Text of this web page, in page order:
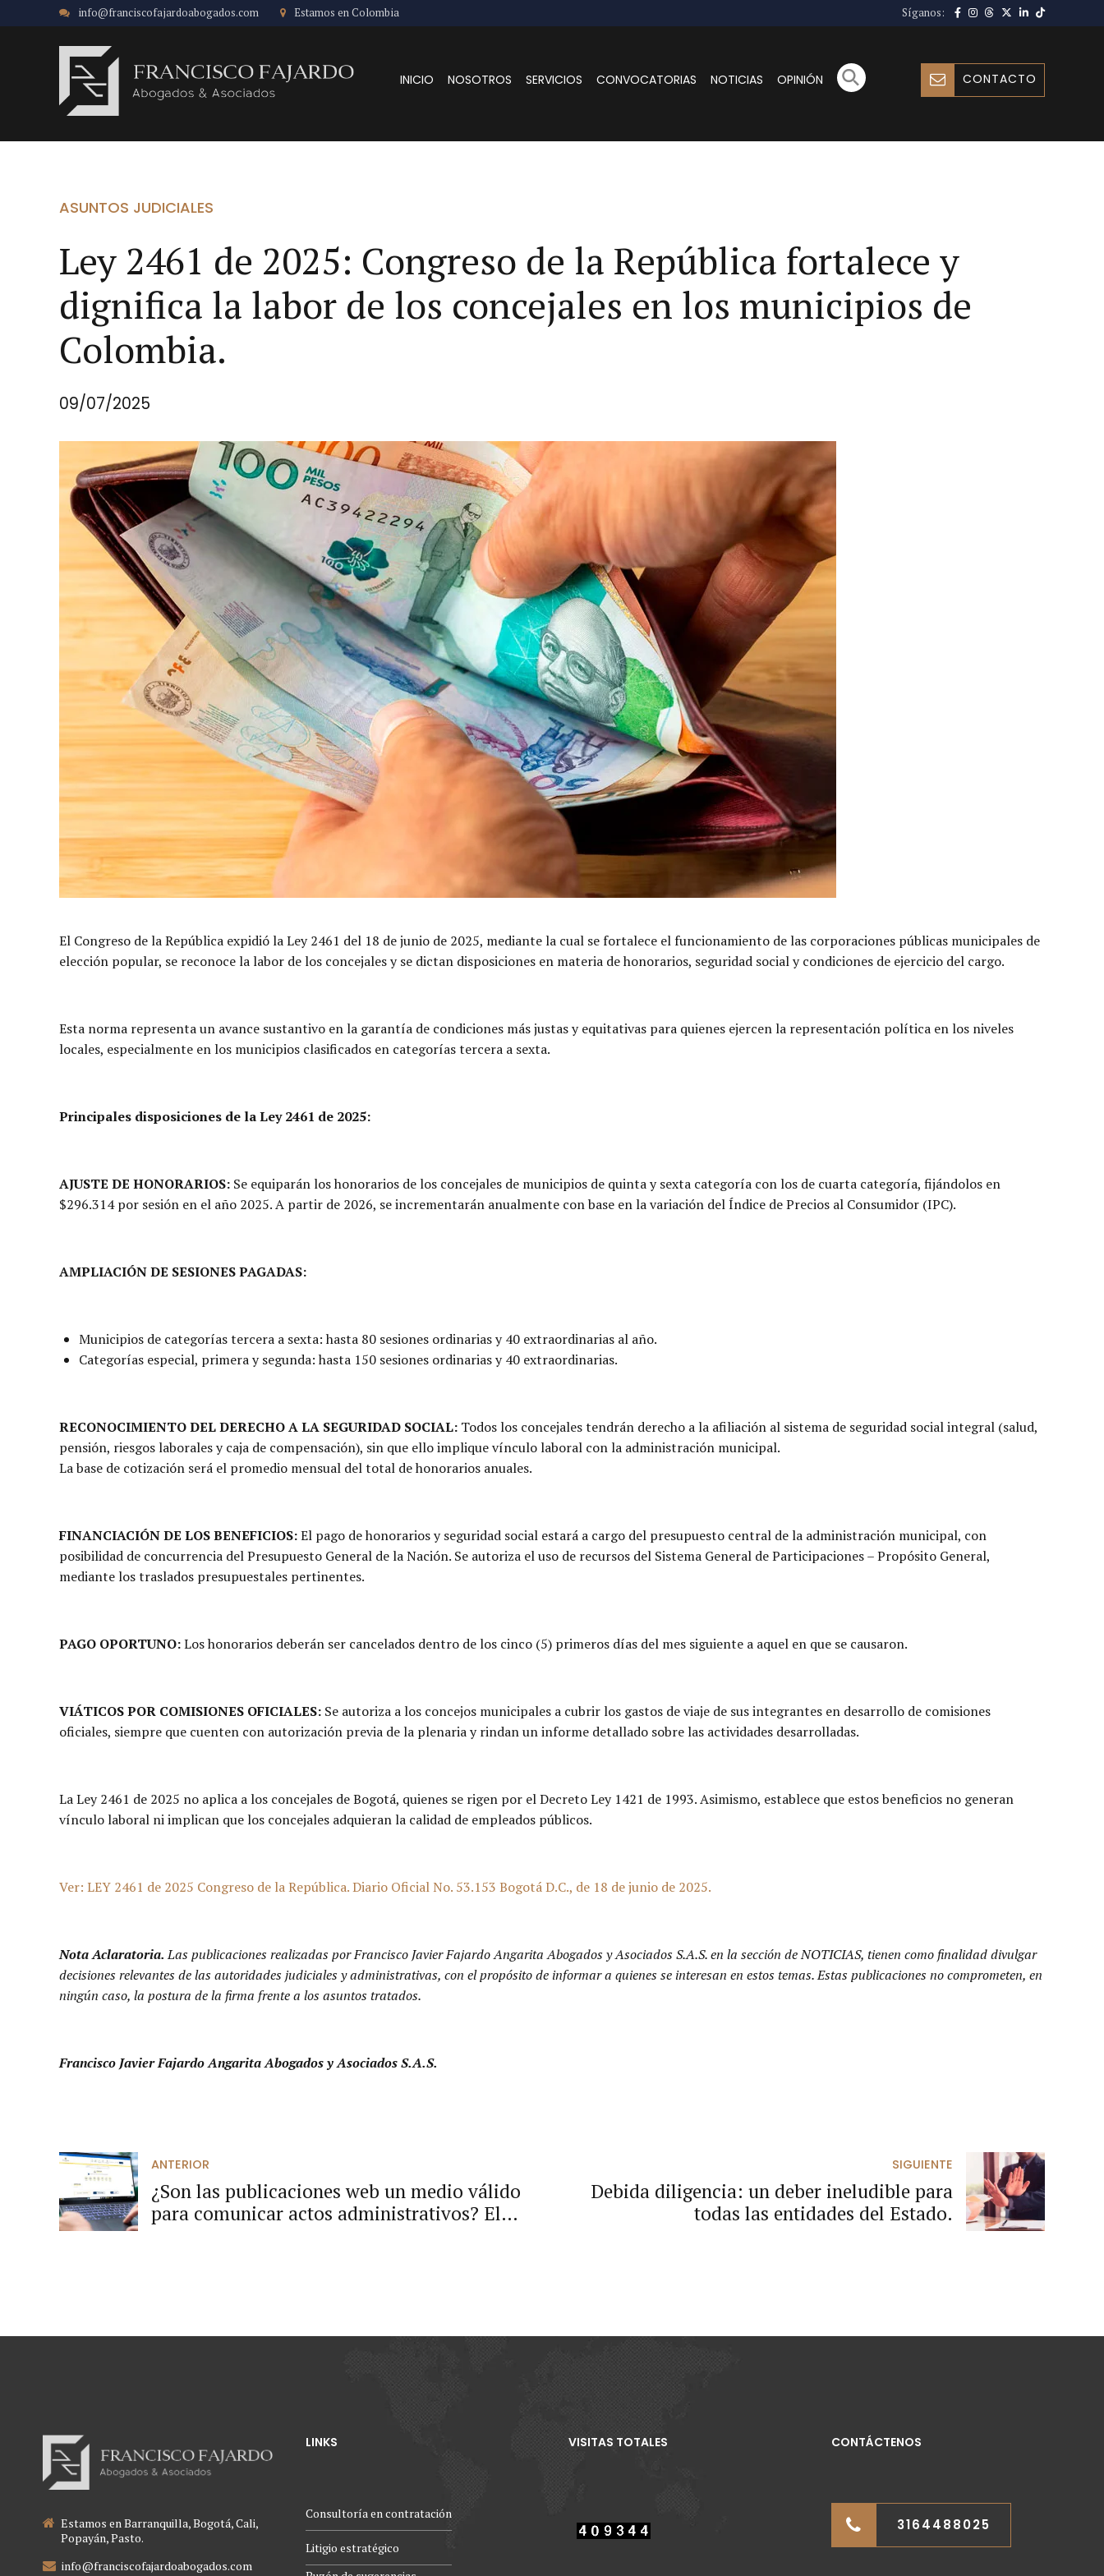
info@franciscofajardoabogados.com Estamos en Colombia Síganos:
CONTACTO
INICIO NOSOTROS SERVICIOS CONVOCATORIAS NOTICIAS OPINIÓN
ASUNTOS JUDICIALES
Ley 2461 de 2025: Congreso de la República fortalece y
dignifica la labor de los concejales en los municipios de
Colombia.
09/07/2025
El Congreso de la República expidió la Ley 2461 del 18 de junio de 2025, mediante la cual se fortalece el funcionamiento de las corporaciones públicas municipales de
elección popular, se reconoce la labor de los concejales y se dictan disposiciones en materia de honorarios, seguridad social y condiciones de ejercicio del cargo.
Esta norma representa un avance sustantivo en la garantía de condiciones más justas y equitativas para quienes ejercen la representación política en los niveles
locales, especialmente en los municipios clasificados en categorías tercera a sexta.
Principales disposiciones de la Ley 2461 de 2025:
AJUSTE DE HONORARIOS: Se equiparán los honorarios de los concejales de municipios de quinta y sexta categoría con los de cuarta categoría, fijándolos en
$296.314 por sesión en el año 2025. A partir de 2026, se incrementarán anualmente con base en la variación del Índice de Precios al Consumidor (IPC).
AMPLIACIÓN DE SESIONES PAGADAS:
Municipios de categorías tercera a sexta: hasta 80 sesiones ordinarias y 40 extraordinarias al año.
Categorías especial, primera y segunda: hasta 150 sesiones ordinarias y 40 extraordinarias.
RECONOCIMIENTO DEL DERECHO A LA SEGURIDAD SOCIAL: Todos los concejales tendrán derecho a la afiliación al sistema de seguridad social integral (salud,
pensión, riesgos laborales y caja de compensación), sin que ello implique vínculo laboral con la administración municipal.
La base de cotización será el promedio mensual del total de honorarios anuales.
FINANCIACIÓN DE LOS BENEFICIOS:El pago de honorarios y seguridad social estará a cargo del presupuesto central de la administración municipal, con
posibilidad de concurrencia del Presupuesto General de la Nación. Se autoriza el uso de recursos del Sistema General de Participaciones – Propósito General,
mediante los traslados presupuestales pertinentes.
PAGO OPORTUNO:Los honorarios deberán ser cancelados dentro de los cinco (5) primeros días del mes siguiente a aquel en que se causaron.
VIÁTICOS POR COMISIONES OFICIALES: Se autoriza a los concejos municipales a cubrir los gastos de viaje de sus integrantes en desarrollo de comisiones
oficiales, siempre que cuenten con autorización previa de la plenaria y rindan un informe detallado sobre las actividades desarrolladas.
La Ley 2461 de 2025 no aplica a los concejales de Bogotá, quienes se rigen por el Decreto Ley 1421 de 1993. Asimismo, establece que estos beneficios no generan
vínculo laboral ni implican que los concejales adquieran la calidad de empleados públicos.
Ver: LEY 2461 de 2025 Congreso de la República. Diario Oficial No. 53.153 Bogotá D.C., de 18 de junio de 2025.
Nota Aclaratoria.Las publicaciones realizadas por Francisco Javier Fajardo Angarita Abogados y Asociados S.A.S. en la sección de NOTICIAS, tienen como finalidad divulgar
decisiones relevantes de las autoridades judiciales y administrativas, con el propósito de informar a quienes se interesan en estos temas. Estas publicaciones no comprometen, en
ningún caso, la postura de la firma frente a los asuntos tratados.
Francisco Javier Fajardo Angarita Abogados y Asociados S.A.S.
ANTERIOR
¿Son las publicaciones web un medio válido
para comunicar actos administrativos? El
SIGUIENTE
Debida diligencia: un deber ineludible para
todas las entidades del Estado.
Estamos en Barranquilla, Bogotá, Cali,
Popayán, Pasto.
info@franciscofajardoabogados.com
LINKS
Consultoría en contratación
Litigio estratégico
VISITAS TOTALES CONTÁCTENOS
3164488025